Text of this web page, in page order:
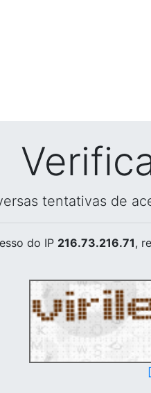
tentativas de
do IP 216.73.216.71,